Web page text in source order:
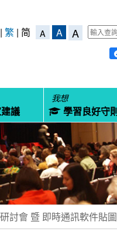
繁 简 A A A
議
我想
學習良好守
討會 暨 即時通訊軟件貼